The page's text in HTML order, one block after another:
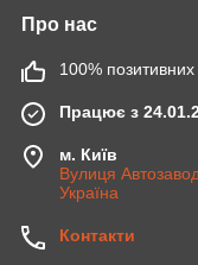
Про нас
100% позитивних
Працює з
м. Київ
Вулиця
Україна
Контакти